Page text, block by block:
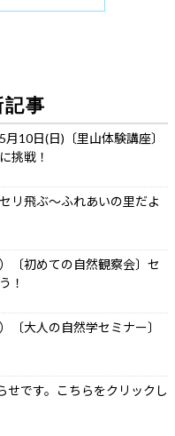
事
10日(日)〔里山体験講座〕
挑戦！
リ飛ぶ～ふれあいの里だよ
〔初めての自然観察会〕セ
！
〔大人の自然学セミナー〕
せです。こちらをクリックし